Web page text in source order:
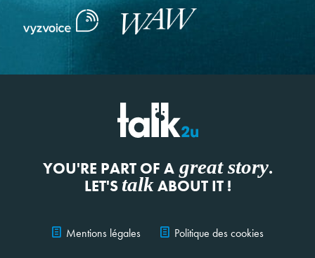
YOU'RE PART OF Agreat story.
LET'S talkABOUT IT !
Mentions légales Politique des cookies